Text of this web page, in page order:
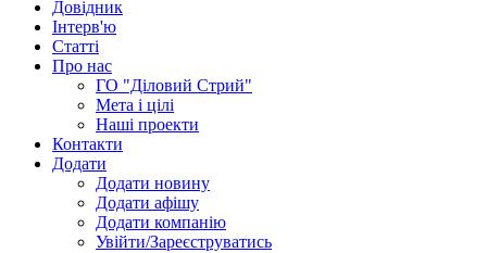
Довідник
Інтерв'ю
Статті
Про нас
ГО "Діловий Стрий"
Мета і цілі
Наші проекти
Контакти
Додати
Додати новину
Додати афішу
Додати компанію
Увійти/Зареєструватись